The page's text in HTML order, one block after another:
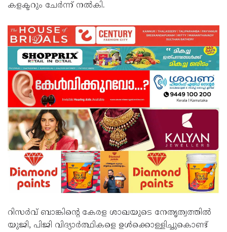
കളക്ടറും ചേർന്ന് നൽകി.
റിസർവ് ബാങ്കിന്റെ കേരള ശാഖയുടെ നേതൃത്വത്തിൽ
യുജി, പിജി വിദ്യാർത്ഥികളെ ഉൾക്കൊള്ളിച്ചുകൊണ്ട്